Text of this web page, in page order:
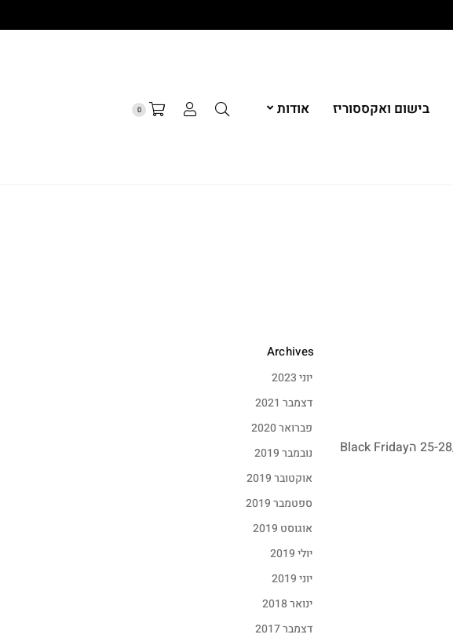
בישום ואקססוריז אודות 0
גם השנה כמו כל שנה הגיע הזמן לסופש הנחות ענק! השנה כל המבצעים יהיו באזור התאריכים 25-28/11 הBlack Friday
Archives
יוני 2023
דצמבר 2021
פברואר 2020
נובמבר 2019
אוקטובר 2019
ספטמבר 2019
אוגוסט 2019
יולי 2019
יוני 2019
ינואר 2018
דצמבר 2017